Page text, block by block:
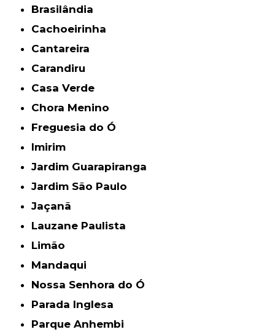
Brasilândia
Cachoeirinha
Cantareira
Carandiru
Casa Verde
Chora Menino
Freguesia do Ó
Imirim
Jardim Guarapiranga
Jardim São Paulo
Jaçanã
Lauzane Paulista
Limão
Mandaqui
Nossa Senhora do Ó
Parada Inglesa
Parque Anhembi